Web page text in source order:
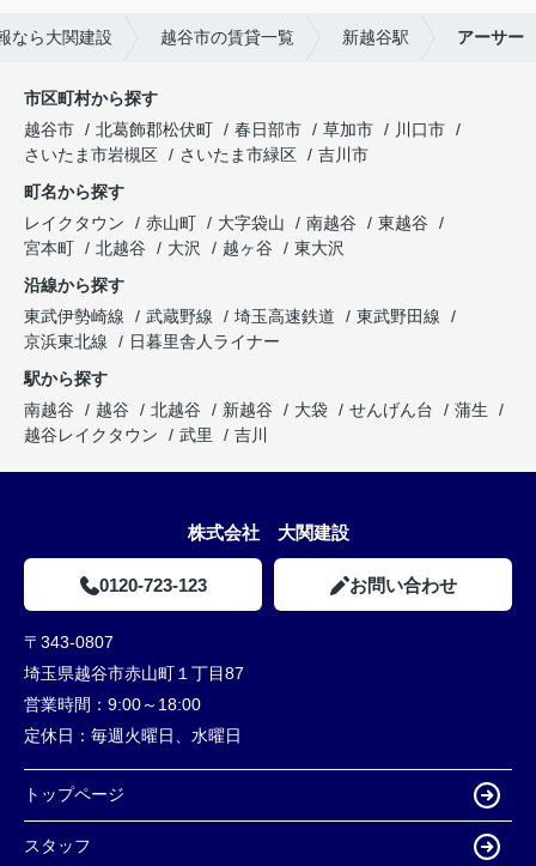
なら大関建設 越谷市の賃貸一覧 新越谷駅 アーサー
市区町村から探す
越谷市
北葛飾郡松伏町 春日部市 草加市
川口市
さいたま市岩槻区
さいたま市緑区
吉川市
町名から探す
レイクタウン
赤山町 大字袋山 南越谷
東越谷
宮本町
北越谷 大沢 越ヶ谷
東大沢
沿線から探す
東武伊勢崎線
武蔵野線 埼玉高速鉄道
東武野田線
京浜東北線
日暮里舎人ライナー
駅から探す
南越谷
越谷 北越谷 新越谷 大袋 せんげん台
蒲生
越谷レイクタウン
武里 吉川
株式会社 大関建設
0120-723-123 お問い合わせ
〒343-0807
埼玉県越谷市赤山町１丁目87
営業時間： 9:00～18:00
定休日： 毎週火曜日、水曜日
トップページ
スタッフ